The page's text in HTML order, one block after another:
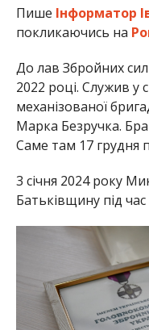
Пише Інформатор
покликаючись на
До лав Збройних сил
2022 році. Служив у
механізованої
Марка Безручка.
Саме там 17 грудня
3 січня 2024 року
Батьківщину під час